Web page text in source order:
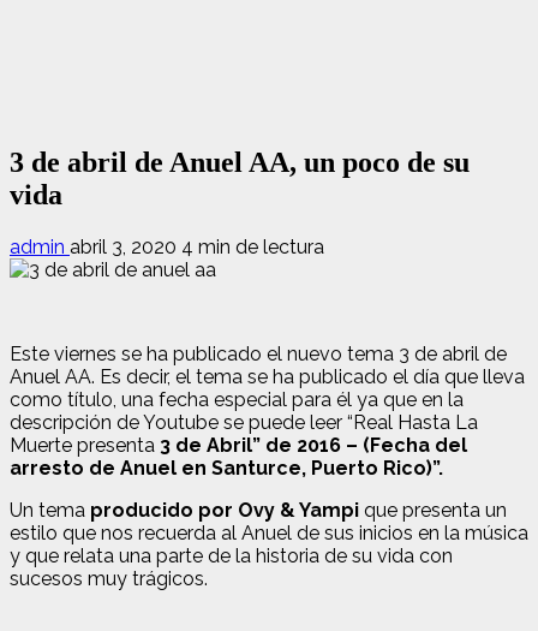
3 de abril de Anuel AA, un poco de su
vida
admin abril 3, 2020 4 min de lectura
Este viernes se ha publicado el nuevo tema 3 de abril de
Anuel AA. Es decir, el tema se ha publicado el día que lleva
como título, una fecha especial para él ya que en la
descripción de Youtube se puede leer “Real Hasta La
Muerte presenta 3 de Abril” de 2016 – (Fecha del
arresto de Anuel en Santurce, Puerto Rico)”.
Un tema producido por Ovy & Yampi que presenta un
estilo que nos recuerda al Anuel de sus inicios en la música
y que relata una parte de la historia de su vida con
sucesos muy trágicos.